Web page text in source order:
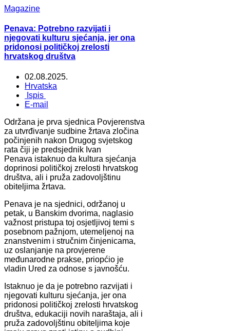
Magazine
Penava: Potrebno razvijati i
njegovati kulturu sjećanja, jer ona
pridonosi političkoj zrelosti
hrvatskog društva
02.08.2025.
Hrvatska
Ispis
E-mail
Održana je prva sjednica Povjerenstva
za utvrđivanje sudbine žrtava zločina
počinjenih nakon Drugog svjetskog
rata čiji je predsjednik Ivan
Penava istaknuo da kultura sjećanja
doprinosi političkoj zrelosti hrvatskog
društva, ali i pruža zadovoljštinu
obiteljima žrtava.
Penava je na sjednici, održanoj u
petak, u Banskim dvorima, naglasio
važnost pristupa toj osjetljivoj temi s
posebnom pažnjom, utemeljenoj na
znanstvenim i stručnim činjenicama,
uz oslanjanje na provjerene
međunarodne prakse, priopćio je
vladin Ured za odnose s javnošću.
Istaknuo je da je potrebno razvijati i
njegovati kulturu sjećanja, jer ona
pridonosi političkoj zrelosti hrvatskog
društva, edukaciji novih naraštaja, ali i
pruža zadovoljštinu obiteljima koje